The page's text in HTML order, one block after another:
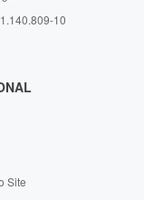
10
Site